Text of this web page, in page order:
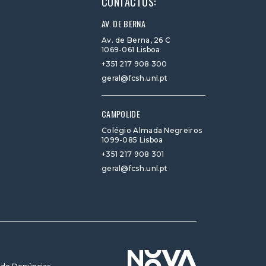
AV. DE BERNA
Av. de Berna, 26 C
1069-061 Lisboa
+351 217 908 300
geral@fcsh.unl.pt
CAMPOLIDE
Colégio Almada Negreiros
1099-085 Lisboa
+351 217 908 301
geral@fcsh.unl.pt